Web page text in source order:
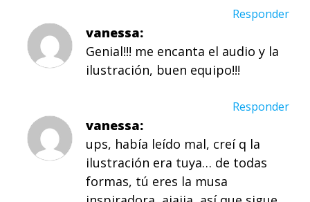
Responder
vanessa
Genial!!! me encanta el audio y la
ilustración, buen equipo!!!
Responder
vanessa
ups, había leído mal, creí q la
ilustración era tuya… de todas
formas, tú eres la musa